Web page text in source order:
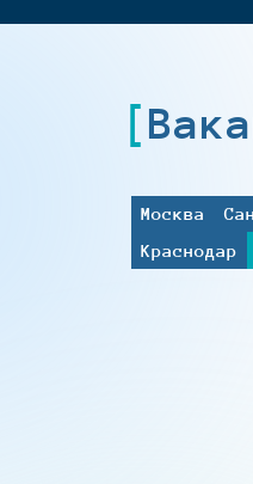
Москва
Краснодар